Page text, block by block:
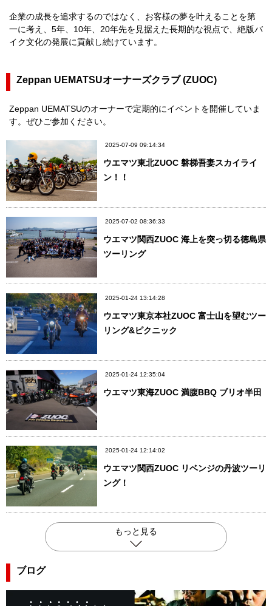
企業の成長を追求するのではなく、お客様の夢を叶えることを第
一に考え、5年、10年、20年先を見据えた長期的な視点で、絶版バ
イク文化の発展に貢献し続けています。
Zeppan UEMATSUオーナーズクラブ (ZUOC)
Zeppan UEMATSUのオーナーで定期的にイベントを開催していま
す。ぜひご参加ください。
2025-07-09 09:14:34
ウエマツ東北ZUOC 磐梯吾妻スカイライ
ン！！
2025-07-02 08:36:33
ウエマツ関西ZUOC 海上を突っ切る徳島県
ツーリング
2025-01-24 13:14:28
ウエマツ東京本社ZUOC 富士山を望むツー
リング&ピクニック
2025-01-24 12:35:04
ウエマツ東海ZUOC 満腹BBQ ブリオ半田
2025-01-24 12:14:02
ウエマツ関西ZUOC リベンジの丹波ツーリ
ング！
もっと見る
ブログ